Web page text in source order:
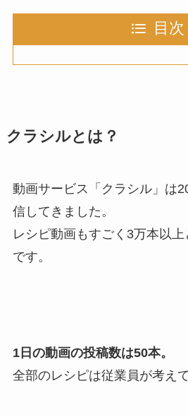
目次
クラシルとは？
動画サービス「クラシル」は
信してきました。
レシピ動画もすごく3万本以
です。
1日の動画の投稿数は50本。
全部のレシピは従業員が考えて